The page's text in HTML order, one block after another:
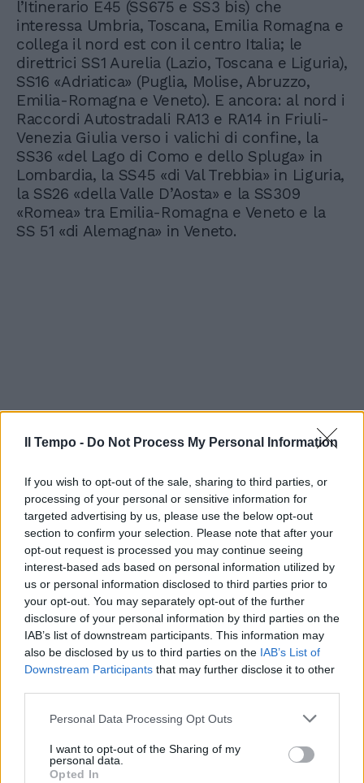
Il Tempo - Do Not Process My Personal Information
If you wish to opt-out of the sale, sharing to third parties, or
processing of your personal or sensitive information for
targeted advertising by us, please use the below opt-out
section to confirm your selection. Please note that after your
opt-out request is processed you may continue seeing
interest-based ads based on personal information utilized by
us or personal information disclosed to third parties prior to
your opt-out. You may separately opt-out of the further
disclosure of your personal information by third parties on the
IAB’s list of downstream participants. This information may
also be disclosed by us to third parties on the IAB’s List of
Downstream Participants that may further disclose it to other
Personal Data Processing Opt Outs
I want to opt-out of the Sharing of my
personal data.
Opted In
l’Itinerario E45 (SS675 e SS3 bis) che
interessa Umbria, Toscana, Emilia Romagna e
collega il nord est con il centro Italia; le
direttrici SS1 Aurelia (Lazio, Toscana e Liguria),
SS16 «Adriatica» (Puglia, Molise, Abruzzo,
Emilia-Romagna e Veneto). E ancora: al nord i
Raccordi Autostradali RA13 e RA14 in Friuli-
Venezia Giulia verso i valichi di confine, la
SS36 «del Lago di Como e dello Spluga» in
Lombardia, la SS45 «di Val Trebbia» in Liguria,
la SS26 «della Valle D’Aosta» e la SS309
«Romea» tra Emilia-Romagna e Veneto e la
SS 51 «di Alemagna» in Veneto.